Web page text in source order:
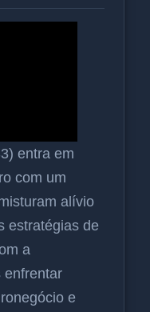
entra em
com um
alívio
estratégias de
a
enfrentar
e